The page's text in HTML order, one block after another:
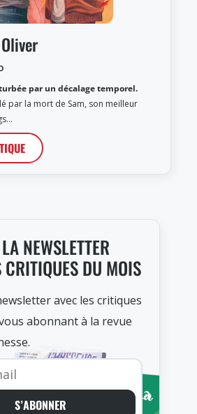
par un décalage temporel.
par la mort de Sam, son meilleur
NEWSLETTER
CRITIQUES DU MOIS
avec les critiques
abonnant à la revue
S’ABONNER